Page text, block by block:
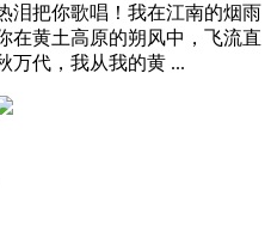
泪把你歌唱！我在江南的烟雨
在黄土高原的朔风中，飞流直
万代，我从我的黄 ...